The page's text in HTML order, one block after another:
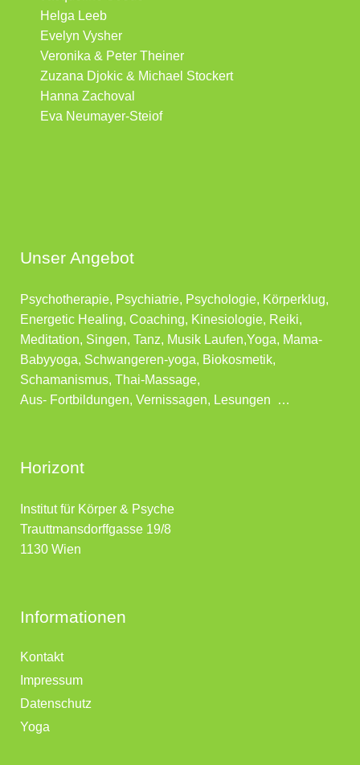
Helga Leeb
Evelyn Vysher
Veronika & Peter Theiner
Zuzana Djokic & Michael Stockert
Hanna Zachoval
Eva Neumayer-Steiof
Unser Angebot
Psychotherapie, Psychiatrie, Psychologie, Körperklug,
Energetic Healing, Coaching, Kinesiologie, Reiki,
Meditation, Singen, Tanz, Musik Laufen,Yoga, Mama-
Babyyoga, Schwangeren-yoga, Biokosmetik,
Schamanismus, Thai-Massage,
Aus- Fortbildungen, Vernissagen, Lesungen …
Horizont
Institut für Körper & Psyche
Trauttmansdorffgasse 19/8
1130 Wien
Informationen
Kontakt
Impressum
Datenschutz
Yoga